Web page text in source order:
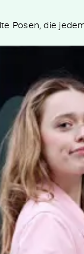
Posen, die